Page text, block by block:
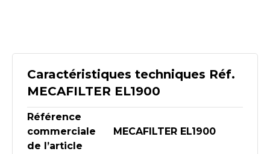
Caractéristiques techniques Réf.
MECAFILTER EL1900
Référence
commerciale
de l’article
MECAFILTER EL1900